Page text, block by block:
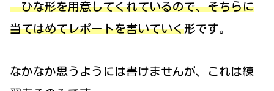
ひな形を用意してくれているので、そちらに
当てはめてレポートを書いていく形です。
なかなか思うようには書けませんが、これは練